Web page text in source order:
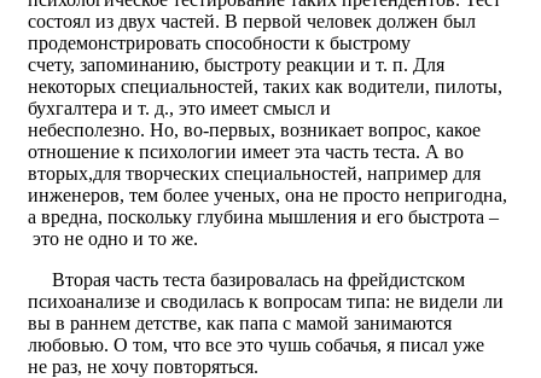
состоял из двух частей. В первой человек должен был
продемонстрировать способности к быстрому
счету, запоминанию, быстроту реакции и т. п. Для
некоторых специальностей, таких как водители, пилоты,
бухгалтера и т. д., это имеет смысл и
небесполезно. Но, во-первых, возникает вопрос, какое
отношение к психологии имеет эта часть теста. А во
вторых,для творческих специальностей, например для
инженеров, тем более ученых, она не просто непригодна,
а вредна, поскольку глубина мышления и его быстрота –
это не одно и то же.
Вторая часть теста базировалась на фрейдистском
психоанализе и сводилась к вопросам типа: не видели ли
вы в раннем детстве, как папа с мамой занимаются
любовью. О том, что все это чушь собачья, я писал уже
не раз, не хочу повторяться.